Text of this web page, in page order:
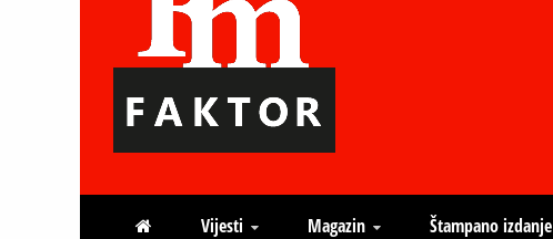
Faktor magazin
Vijesti Magazin Štampano izdanje